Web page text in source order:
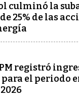
culminó la
25% de las
registró
el periodo